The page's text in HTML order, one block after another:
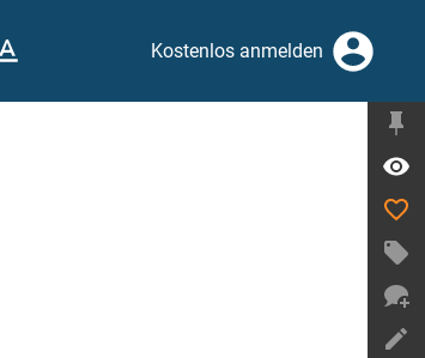
suchen
Kostenlos anmelden